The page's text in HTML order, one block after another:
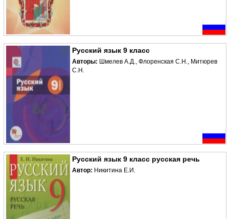
Русский язык 9 класс
Авторы: Шмелев А.Д., Флоренская С.Н., Митюрев
С.Н.
Русский язык 9 класс русская речь
Автор: Никитина Е.И.